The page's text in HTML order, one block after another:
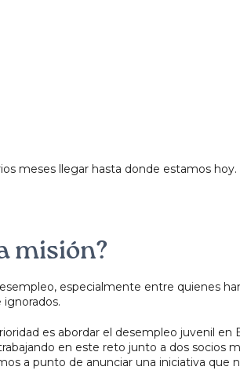
meses llegar hasta donde estamos hoy.
misión?
especialmente entre quienes
es abordar el desempleo juvenil en
en este reto junto a dos socios
a punto de anunciar una iniciativa que